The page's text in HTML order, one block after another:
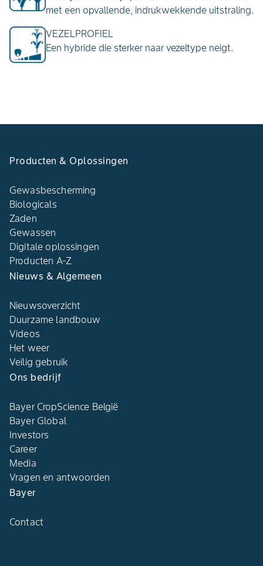
met een opvallende, indrukwekkende uitstraling.
VEZELPROFIEL
Een hybride die sterker naar vezeltype neigt.
Producten & Oplossingen​
Gewasbescherming
Biologicals
Zaden
Gewassen
Digitale oplossingen​
Producten A-Z​
Nieuws & Algemeen​
Nieuwsoverzicht
Duurzame landbouw​
Videos
Het weer​
Veilig gebruik
Ons bedrijf​
Bayer CropScience België​
Bayer Global
Investors
Career
Media
Vragen en antwoorden​
Bayer
Contact